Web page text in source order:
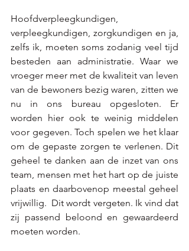
Hoofdverpleegkundigen,
verpleegkundigen, zorgkundigen en ja,
zelfs ik, moeten soms zodanig veel tijd
besteden aan administratie. Waar we
vroeger meer met de kwaliteit van leven
van de bewoners bezig waren, zitten we
nu in ons bureau opgesloten. Er
worden hier ook te weinig middelen
voor gegeven. Toch spelen we het klaar
om de gepaste zorgen te verlenen. Dit
geheel te danken aan de inzet van ons
team, mensen met het hart op de juiste
plaats en daarbovenop meestal geheel
vrijwillig.  Dit wordt vergeten. Ik vind dat
zij passend beloond en gewaardeerd
moeten worden.